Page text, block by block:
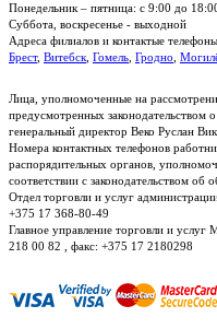
Понедельник – пятница: с 9:00 до
Суббота, воскресенье - выходной
Адреса филиалов и контактые
Брест, Витебск Гомель Гродно
Лица, уполномоченные на
предусмотренных законодательством
генеральный директор Веко Руслан
Номера контактных телефонов
распорядительных органов,
соответствии с законодательством
Отдел торговли и услуг
+375 17 368-80-49
Главное управление торговли и
218 00 82 , факс: +375 17 2180298